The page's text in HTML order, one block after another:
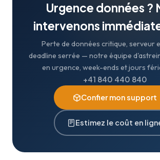
Urgence données ?
intervenons
Perte de données critique, serveur
deadline serrée — notre équipe
en urgence, week-ends et jours
+41 840 440 840
Confier mon support
Estimez le coût en